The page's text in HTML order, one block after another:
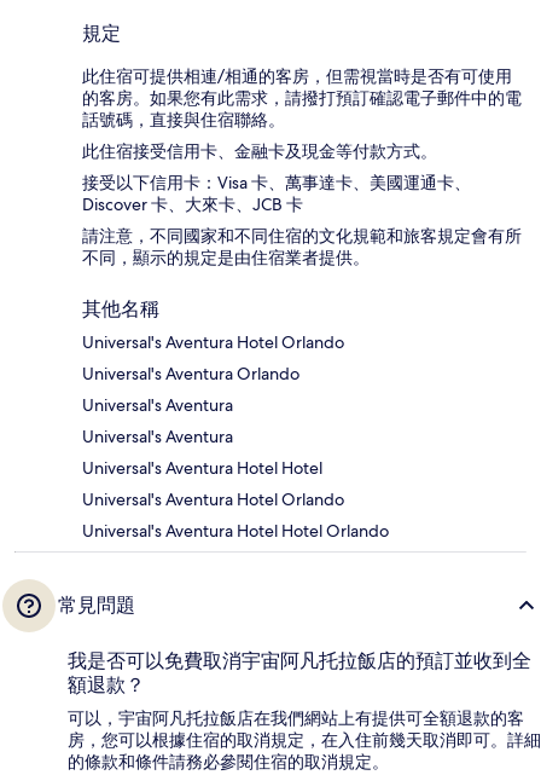
規定
此住宿可提供相連/相通的客房，但需視當時是否有可使用
的客房。如果您有此需求，請撥打預訂確認電子郵件中的電
話號碼，直接與住宿聯絡。
此住宿接受信用卡、金融卡及現金等付款方式。
接受以下信用卡：Visa 卡、萬事達卡、美國運通卡、
Discover 卡、大來卡、JCB 卡
請注意，不同國家和不同住宿的文化規範和旅客規定會有所
不同，顯示的規定是由住宿業者提供。
其他名稱
Universal's Aventura Hotel Orlando
Universal's Aventura Orlando
Universal's Aventura
Universal's Aventura
Universal's Aventura Hotel Hotel
Universal's Aventura Hotel Orlando
Universal's Aventura Hotel Hotel Orlando
常見問題
我是否可以免費取消宇宙阿凡托拉飯店的預訂並收到全
額退款？
可以，宇宙阿凡托拉飯店在我們網站上有提供可全額退款的客
房，您可以根據住宿的取消規定，在入住前幾天取消即可。詳細
的條款和條件請務必參閱住宿的取消規定。